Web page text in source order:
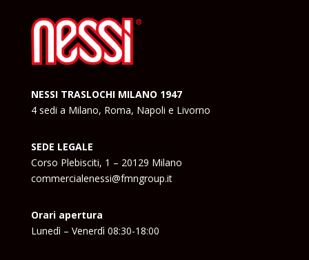
NESSI TRASLOCHI MILANO 1947
4 sedi a Milano, Roma, Napoli e Livorno
SEDE LEGALE
Corso Plebisciti, 1 – 20129 Milano
commercialenessi@fmngroup.it
Orari apertura
Lunedì – Venerdì 08:30-18:00